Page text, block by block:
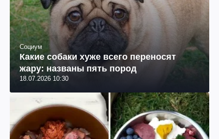
Социум
Какие собаки хуже всего переносят
жару: названы пять пород
18.07.2026 10:30